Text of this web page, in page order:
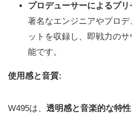
プロデューサーによるプリ
著名なエンジニアやプロ
ットを収録し、即戦力の
能です。
使用感と音質:
W495は、 透明感と音楽的な特